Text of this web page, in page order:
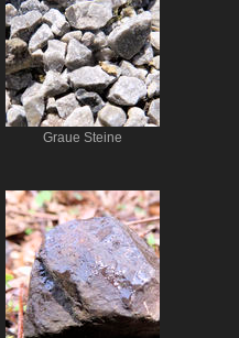
Graue Steine